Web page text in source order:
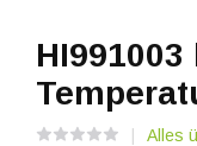
Alles